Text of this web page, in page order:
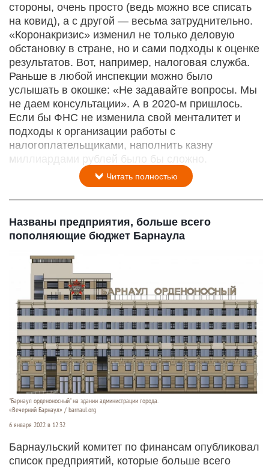
стороны, очень просто (ведь можно все списать
на ковид), а с другой — весьма затруднительно.
«Коронакризис» изменил не только деловую
обстановку в стране, но и сами подходы к оценке
результатов. Вот, например, налоговая служба.
Раньше в любой инспекции можно было
услышать в окошке: «Не задавайте вопросы. Мы
не даем консультации». А в 2020-м пришлось.
Если бы ФНС не изменила свой менталитет и
подходы к организации работы с
налогоплательщиками, наполнить казну
миллиардами рублей было бы сложно.
Читать полностью
Названы предприятия, больше всего
пополняющие бюджет Барнаула
"Барнаул орденоносный" на здании администрации города.
«Вечерний Барнаул» / barnaul.org
6 января 2022 в 12:32
Барнаульский комитет по финансам опубликовал
список предприятий, которые больше всего